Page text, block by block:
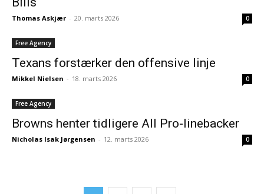
Thomas Askjær - 20. marts 2026 0
Free Agency
Texans forstærker den offensive linje
Mikkel Nielsen - 18. marts 2026 0
Free Agency
Browns henter tidligere All Pro-linebacker
Nicholas Isak Jørgensen - 12. marts 2026 0